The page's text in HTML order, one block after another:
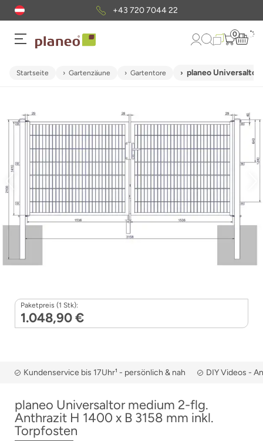
+43 720 7044 22
0
Startseite Gartenzäune Gartentore planeo
Paketpreis (1 Stk):
1.048,90 €
Kundenservice bis 17Uhr¹ - persönlich & nah DIY Videos -
planeo Universaltor medium 2-flg.
Anthrazit H 1400 x B 3158 mm inkl.
Torpfosten